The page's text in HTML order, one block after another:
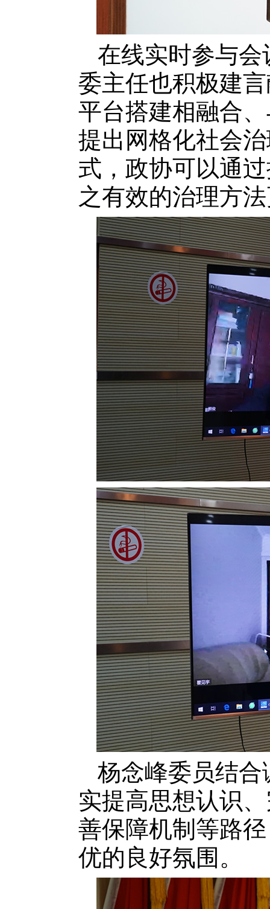
在线实时参与
委主任也积极建
平台搭建相融合
提出网格化社会
式，政协可以通
之有效的治理方
杨念峰委员结
实提高思想认识
善保障机制等路
优的良好氛围。